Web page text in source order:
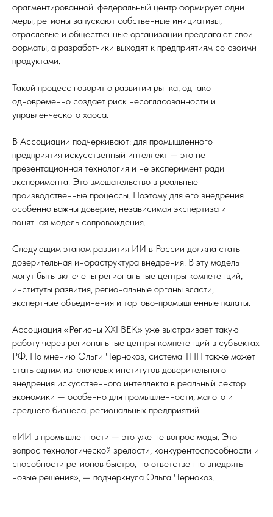
фрагментированной: федеральный центр формирует одни
меры, регионы запускают собственные инициативы,
отраслевые и общественные организации предлагают свои
форматы, а разработчики выходят к предприятиям со своими
продуктами.
Такой процесс говорит о развитии рынка, однако
одновременно создает риск несогласованности и
управленческого хаоса.
В Ассоциации подчеркивают: для промышленного
предприятия искусственный интеллект — это не
презентационная технология и не эксперимент ради
эксперимента. Это вмешательство в реальные
производственные процессы. Поэтому для его внедрения
особенно важны доверие, независимая экспертиза и
понятная модель сопровождения.
Следующим этапом развития ИИ в России должна стать
доверительная инфраструктура внедрения. В эту модель
могут быть включены региональные центры компетенций,
институты развития, региональные органы власти,
экспертные объединения и торгово-промышленные палаты.
Ассоциация «Регионы XXI ВЕК» уже выстраивает такую
работу через региональные центры компетенций в субъектах
РФ. По мнению Ольги Чернокоз, система ТПП также может
стать одним из ключевых институтов доверительного
внедрения искусственного интеллекта в реальный сектор
экономики — особенно для промышленности, малого и
среднего бизнеса, региональных предприятий.
«ИИ в промышленности — это уже не вопрос моды. Это
вопрос технологической зрелости, конкурентоспособности и
способности регионов быстро, но ответственно внедрять
новые решения», — подчеркнула Ольга Чернокоз.